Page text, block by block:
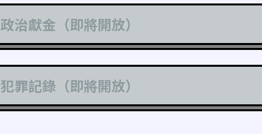
政治獻金（即將開放）
犯罪記錄（即將開放）